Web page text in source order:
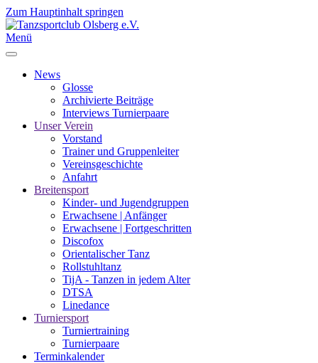
Zum Hauptinhalt springen
Menü
News
Glosse
Archivierte Beiträge
Interviews Turnierpaare
Unser Verein
Vorstand
Trainer und Gruppenleiter
Vereinsgeschichte
Anfahrt
Breitensport
Kinder- und Jugendgruppen
Erwachsene | Anfänger
Erwachsene | Fortgeschritten
Discofox
Orientalischer Tanz
Rollstuhltanz
TijA - Tanzen in jedem Alter
DTSA
Linedance
Turniersport
Turniertraining
Turnierpaare
Terminkalender